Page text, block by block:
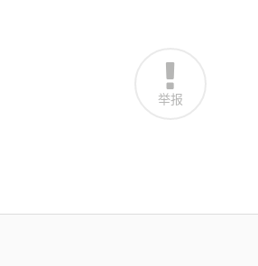
举报